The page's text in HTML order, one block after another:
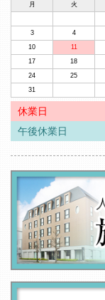
月 火
3
4
10
11
17
18
24
25
31
休業日
午後休業日